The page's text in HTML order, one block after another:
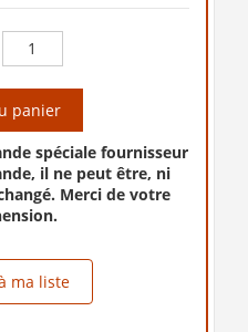
panier
spéciale fournisseur
il ne peut être, ni
Merci de votre
ma liste